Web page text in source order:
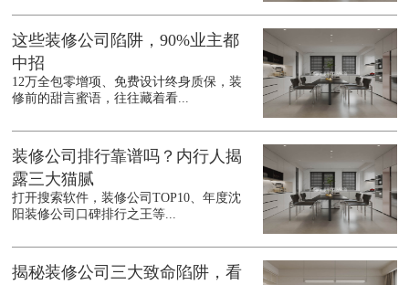
这些装修公司陷阱，90%业主都
中招
12万全包零增项、免费设计终身质保，装
修前的甜言蜜语，往往藏着看...
装修公司排行靠谱吗？内行人揭
露三大猫腻
打开搜索软件，装修公司TOP10、年度沈
阳装修公司口碑排行之王等...
揭秘装修公司三大致命陷阱，看